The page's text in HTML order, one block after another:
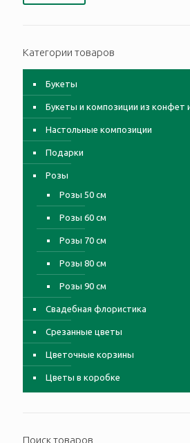
Категории товаров
Букеты
Букеты и композиции из конфет
Настольные композиции
Подарки
Розы
Розы 50 см
Розы 60 см
Розы 70 см
Розы 80 см
Розы 90 см
Свадебная флористика
Срезанные цветы
Цветочные корзины
Цветы в коробке
Поиск товаров